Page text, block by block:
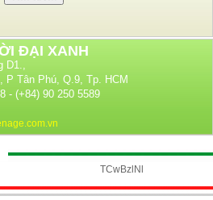
ĐẠI XANH
D1.,
P Tân Phú, Q.9, Tp. HCM
- (+84) 90 250 5589
TCwBzlNl